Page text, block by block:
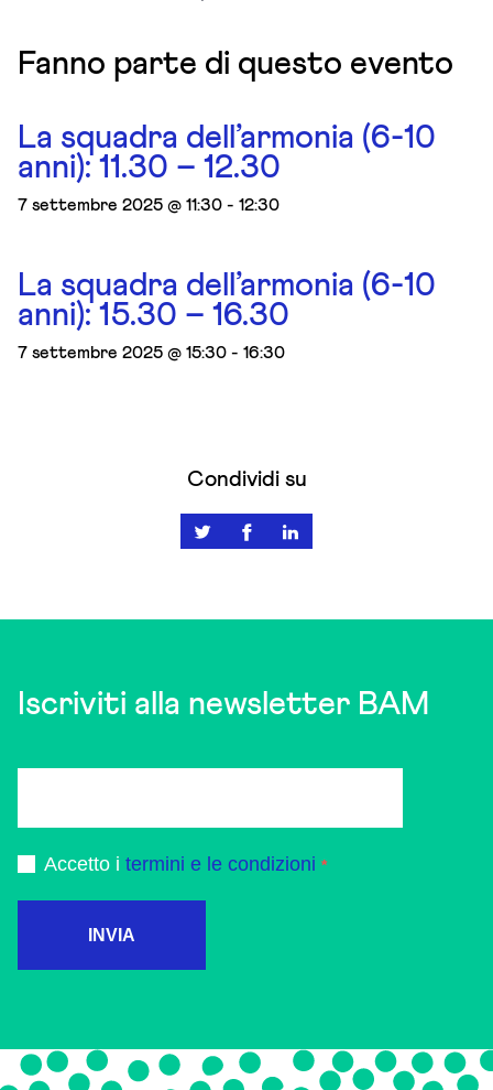
Fanno parte di questo evento
La squadra dell’armonia (6-10
anni): 11.30 – 12.30
7 settembre 2025 @ 11:30 - 12:30
La squadra dell’armonia (6-10
anni): 15.30 – 16.30
7 settembre 2025 @ 15:30 - 16:30
Condividi su
Iscriviti alla newsletter BAM
Accetto i termini e le condizioni
INVIA